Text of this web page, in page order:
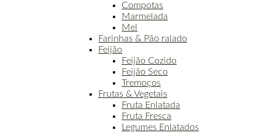
Compotas
Marmelada
Mel
Farinhas & Pão ralado
Feijão
Feijão Cozido
Feijão Seco
Tremoços
Frutas & Vegetais
Fruta Enlatada
Fruta Fresca
Legumes Enlatados